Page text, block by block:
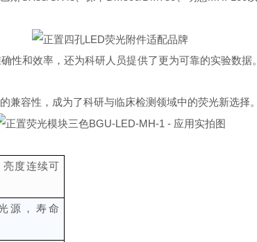
性和效率，还为科研人员提供了更为可靠的实验数
兼容性，成为了科研与临床检测领域中的荧光新选
度连续可
源，寿命